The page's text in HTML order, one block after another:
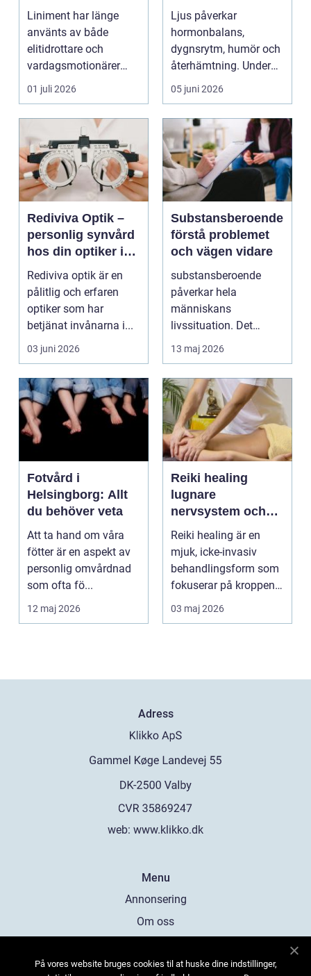
man bör tänka på
Liniment har länge
använts av både
elitidrottare och
vardagsmotionärer
för...
01 juli 2026
välbefinnande
Ljus påverkar
hormonbalans,
dygnsrytm, humör och
återhämtning. Under
senare år har en ny typ
av prod...
05 juni 2026
Rediviva Optik –
personlig synvård
hos din optiker i
Uppsala
Rediviva optik är en
pålitlig och erfaren
optiker som har
betjänat invånarna i...
03 juni 2026
Substansberoende
förstå problemet
och vägen vidare
substansberoende
påverkar hela
människans
livssituation. Det
handlar sällan bara
om alkohol, narkoti...
13 maj 2026
Fotvård i
Helsingborg: Allt
du behöver veta
Att ta hand om våra
fötter är en aspekt av
personlig omvårdnad
som ofta fö...
12 maj 2026
Reiki healing
lugnare
nervsystem och
djupare
återhämtning
Reiki healing är en
mjuk, icke-invasiv
behandlingsform som
fokuserar på kroppens
egen förmåga att lä...
03 maj 2026
Adress
web: www.klikko.dk
Menu
Annonsering
Om oss
Kontakta oss
På vores website bruges cookies til at huske dine indstillinger,